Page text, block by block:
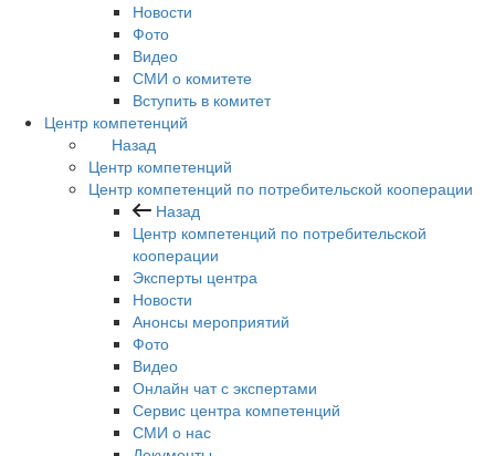
Новости
Фото
Видео
СМИ о комитете
Вступить в комитет
Центр компетенций
Назад
Центр компетенций
Центр компетенций по потребительской кооперации
Назад
Центр компетенций по потребительской
кооперации
Эксперты центра
Новости
Анонсы мероприятий
Фото
Видео
Онлайн чат с экспертами
Сервис центра компетенций
СМИ о нас